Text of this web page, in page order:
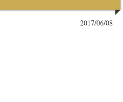
2017/06/08